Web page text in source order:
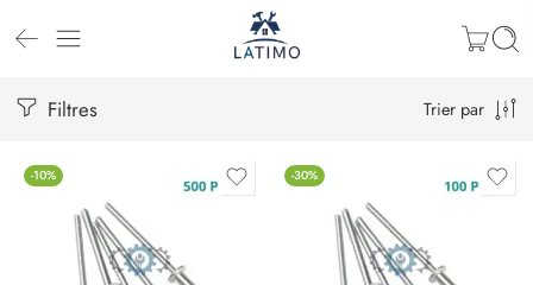
Filtres Trier par
-10% -30%